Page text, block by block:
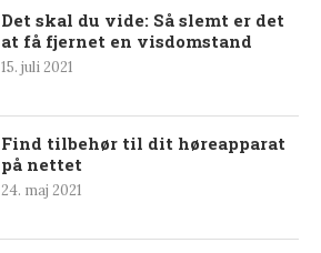
Det skal du vide: Så slemt er det
at få fjernet en visdomstand
15. juli 2021
Find tilbehør til dit høreapparat
på nettet
24. maj 2021